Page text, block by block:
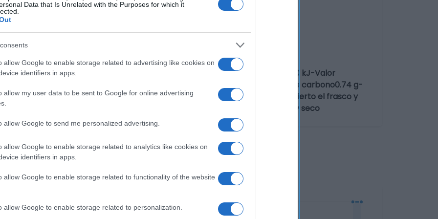
Data that Is Unrelated with the Purposes for which it
allow Google to enable storage related to advertising like cookies on
identifiers in apps.
allow my user data to be sent to Google for online advertising
allow Google to send me personalized advertising.
allow Google to enable storage related to analytics like cookies on
identifiers in apps.
allow Google to enable storage related to functionality of the website
allow Google to enable storage related to personalization.
ZaragozaCantidad Neta:
de referencia por 2 gCantidad/Unidad(VRN)Valor energético23.10 kJ-Valor
saturadas0 g-- monoinsaturadas0 g-- poliinsaturadas0 g-Hidratos de carbono0.74 g-
g-Proteínas0.32 g-Sal0 g- Conservación y utilización Una vez abierto el frasco y
de que el envase quede bien cerrado y guárdelo en un lugar fresco y seco